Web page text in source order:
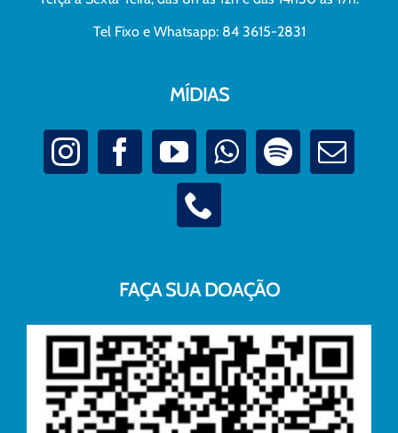
Tel Fixo e Whatsapp: 84 3615-2831
MÍDIAS
FAÇA SUA DOAÇÃO